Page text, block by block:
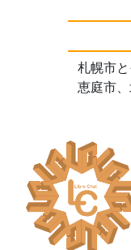
札幌市
恵庭市